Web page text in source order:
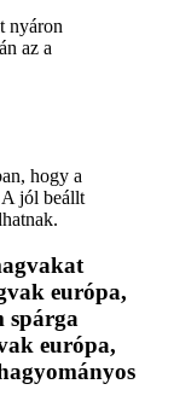
nyáron
az a
hogy a
A jól beállt
európa,
spárga
európa,